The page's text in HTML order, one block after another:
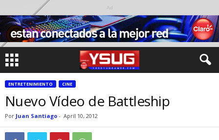
Ad
ENTRETENIMIENTO CINE
Nuevo Vídeo de Battleship
Por Juan Santiago - April 10, 2012